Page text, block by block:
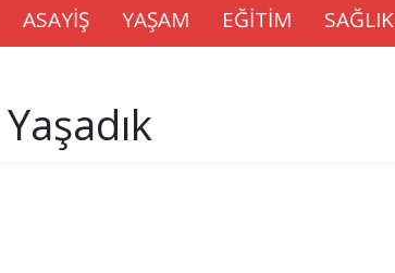
ASAYİŞ YAŞAM EĞİTİM SAĞLIK